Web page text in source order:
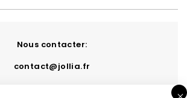
Nous contacter:
contact@jollia.fr